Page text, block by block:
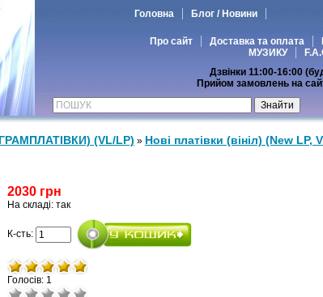
Головна Блог / Новини
Про сайт Доставка та оплата
МУЗИКУ
Дзвінки 11:00-16:00
Прийом замовлень на
(VL/LP) » Нові платівки (вініл) (New
2030 грн
На складі: так
К-сть:
Голосів: 1